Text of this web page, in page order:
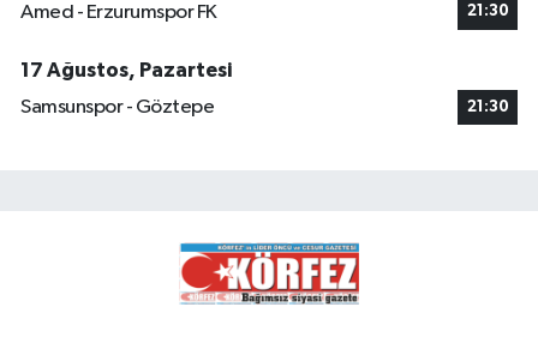
Amed - Erzurumspor FK 21:30
17 Ağustos, Pazartesi
Samsunspor - Göztepe
21:30